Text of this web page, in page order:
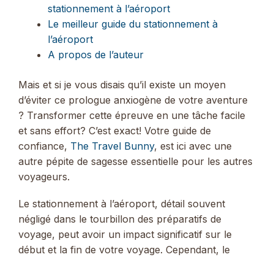
stationnement à l’aéroport
Le meilleur guide du stationnement à
l’aéroport
A propos de l’auteur
Mais et si je vous disais qu’il existe un moyen
d’éviter ce prologue anxiogène de votre aventure
? Transformer cette épreuve en une tâche facile
et sans effort? C’est exact! Votre guide de
confiance, The Travel Bunny, est ici avec une
autre pépite de sagesse essentielle pour les autres
voyageurs.
Le stationnement à l’aéroport, détail souvent
négligé dans le tourbillon des préparatifs de
voyage, peut avoir un impact significatif sur le
début et la fin de votre voyage. Cependant, le